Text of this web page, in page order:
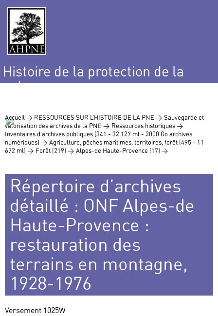
Histoire de la protection de la
nature
Accueil > RESSOURCES SUR L’HISTOIRE DE LA PNE > Sauvegarde et
valorisation des archives de la PNE > Ressources historiques >
Inventaires d’archives publiques (341 - 32 127 ml - 2000 Go archives
numériques) > Agriculture, pêches maritimes, territoires, forêt (495 - 11
672 ml) > Forêt (219) > Alpes-de Haute-Provence (17) >
Répertoire d’archives
détaillé : ONF Alpes-de
Haute-Provence :
restauration des
terrains en montagne,
1928-1976
Versement 1025W